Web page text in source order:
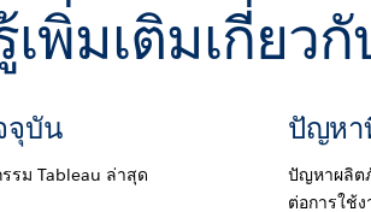
เพิ่มเติมเกี่ย
จุบัน
รม Tableau ล่าสุด
ปัญหา
ปัญหาผลิต
ต่อการใช้